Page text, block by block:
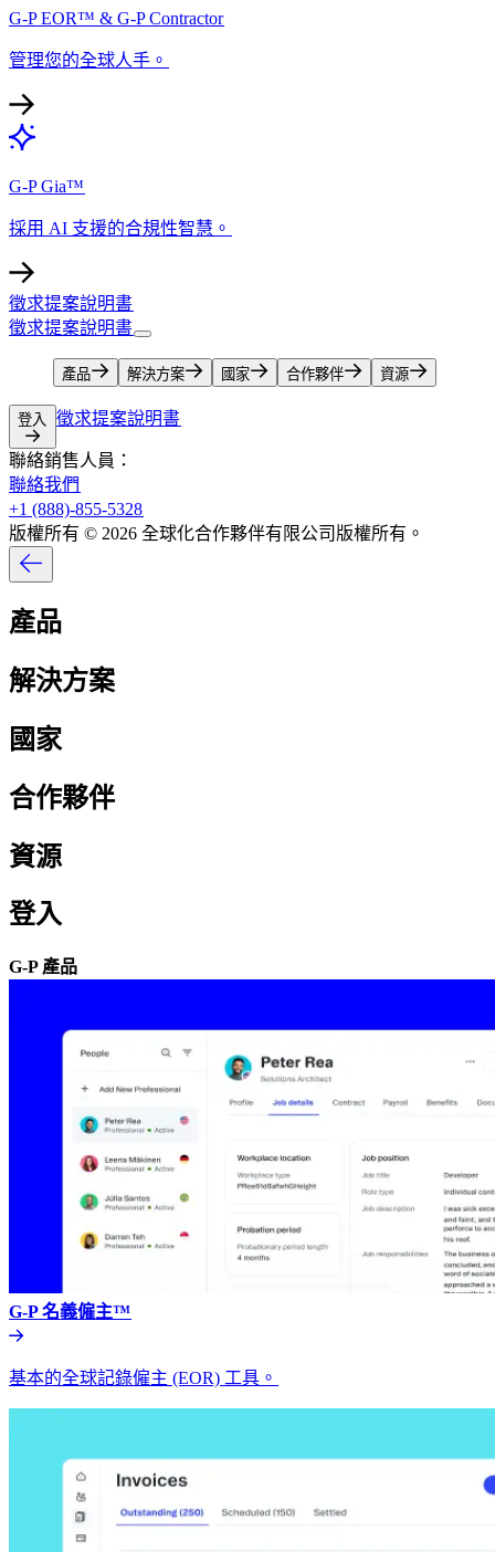
G-P EOR™ & G-P Contractor​​
管理您的全球人手。​​
G-P Gia™​​
採用 AI 支援的合規性智慧。​​
徵求提案說明書​​
徵求提案說明書​​
產品​​ 解決方案​​ 國家​​ 合作夥伴​​ 資源​​
登入​​ 徵求提案說明書​​
聯絡銷售人員：​​
聯絡我們​​
+1 (888)-855-5328​​
版權所有 © 2026 全球化合作夥伴有限公司版權所有。​​
產品​​
解決方案​​
國家​​
合作夥伴​​
資源​​
登入​​
G-P 產品​​
G-P 名義僱主™​​
基本的全球記錄僱主 (EOR) 工具。​​